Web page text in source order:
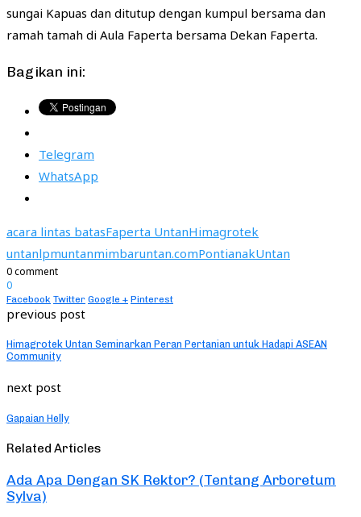
sungai Kapuas dan ditutup dengan kumpul bersama dan
ramah tamah di Aula Faperta bersama Dekan Faperta.
Bagikan ini:
Telegram
WhatsApp
acara lintas batasFaperta UntanHimagrotek
untanlpmuntanmimbaruntan.comPontianakUntan
0 comment
0
Facebook Twitter Google + Pinterest
previous post
Himagrotek Untan Seminarkan Peran Pertanian untuk Hadapi ASEAN
Community
next post
Gapaian Helly
Related Articles
Ada Apa Dengan SK Rektor? (Tentang Arboretum
Sylva)